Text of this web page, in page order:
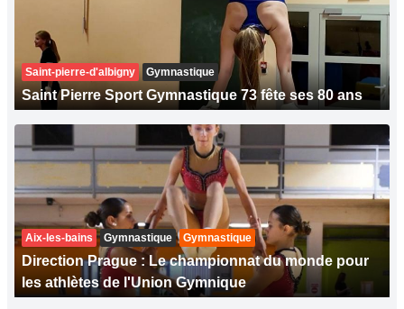
Saint-pierre-d'albigny Gymnastique
Saint Pierre Sport Gymnastique 73 fête ses 80 ans
Aix-les-bains Gymnastique Gymnastique
Direction Prague : Le championnat du monde pour
les athlètes de l'Union Gymnique